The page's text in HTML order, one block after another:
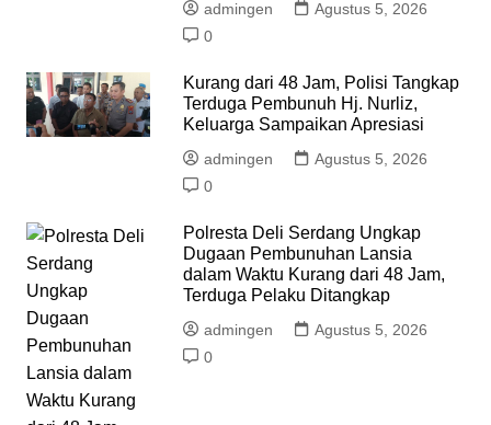
admingen
Agustus 5, 2026
0
Kurang dari 48 Jam, Polisi Tangkap
Terduga Pembunuh Hj. Nurliz,
Keluarga Sampaikan Apresiasi
admingen
Agustus 5, 2026
0
Polresta Deli Serdang Ungkap
Dugaan Pembunuhan Lansia
dalam Waktu Kurang dari 48 Jam,
Terduga Pelaku Ditangkap
admingen
Agustus 5, 2026
0